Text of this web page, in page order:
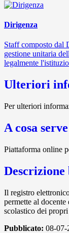
Dirigenza
Staff composto dal
gestione unitaria
legalmente
Ulteriori
Per ulteriori
A cosa serve
Piattaforma online
Descrizione
Il registro
permette al
scolastico dei
Pubblicato: 08-07-